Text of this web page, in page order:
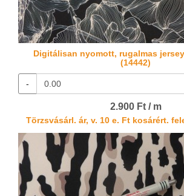
Digitálisan nyomott, rugalmas
(14442)
-
2.900 Ft / m
Törzsvásárl. ár, v. 10 e. Ft kosárért.